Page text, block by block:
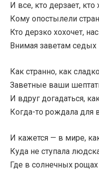
И все, кто дерзает, кто
Кому опостылели
Кто дерзко хохочет,
Внимая заветам
Как странно, как
Заветные ваши
И вдруг догадаться,
Когда-то рождала для
И кажется — в мире,
Куда не ступала
Где в солнечных